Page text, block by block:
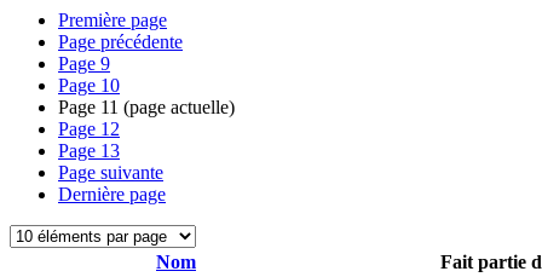
Première page
Page précédente
Page 9
Page 10
Page 11 (page actuelle)
Page 12
Page 13
Page suivante
Dernière page
Nom
Fait partie